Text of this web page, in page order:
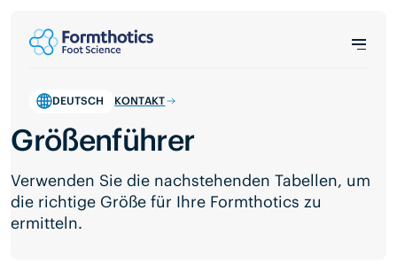
DEUTSCH KONTAKT
Größenführer
Verwenden Sie die nachstehenden Tabellen, um
die richtige Größe für Ihre Formthotics zu
ermitteln.